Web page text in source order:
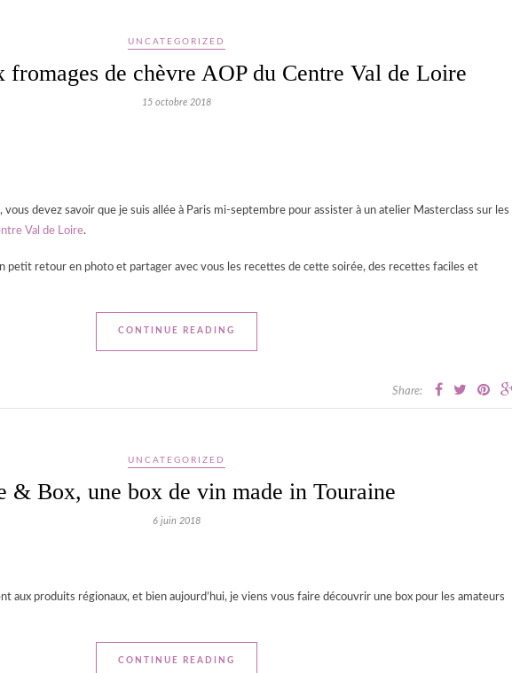
UNCATEGORIZED
fromages de chèvre AOP du Centre Val de Loire
15 octobre 2018
vous devez savoir que je suis allée à Paris mi-septembre pour assister à un atelier Masterclass sur les
Val de Loire.
petit retour en photo et partager avec vous les recettes de cette soirée, des recettes faciles et
CONTINUE READING
Share:
UNCATEGORIZED
& Box, une box de vin made in Touraine
6 juin 2018
aux produits régionaux, et bien aujourd’hui, je viens vous faire découvrir une box pour les amateurs
CONTINUE READING